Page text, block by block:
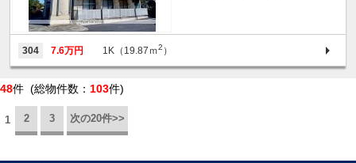
304 7.6万円 1K（19.87ｍ2 ）
48件 (総物件数： 103件)
1 2 3 次の20件>>